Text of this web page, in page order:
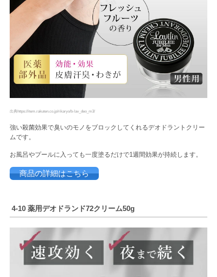
出典https://item.rakuten.co.jp/rikaryo/b-lav_deo_m3/
強い殺菌効果で臭いのモノをブロックしてくれるデオドラントクリー
ムです。
お風呂やプールに入っても一度塗るだけで1週間効果が持続します。
商品の詳細はこちら
4-10 薬用デオドランド72クリーム50g